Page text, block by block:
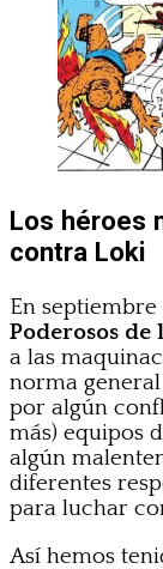
Los héroes
contra Loki
En
Poderosos
a las
norma
por algún
más) equipos
algún
diferentes
para luchar
Así hemos